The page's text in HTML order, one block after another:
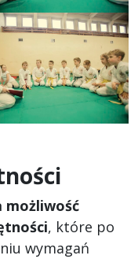
możliwość
, które po
wymagań